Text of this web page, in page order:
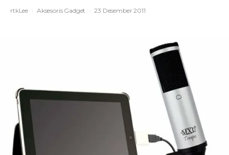
rtkLee · Aksesoris Gadget · 23 Desember 2011